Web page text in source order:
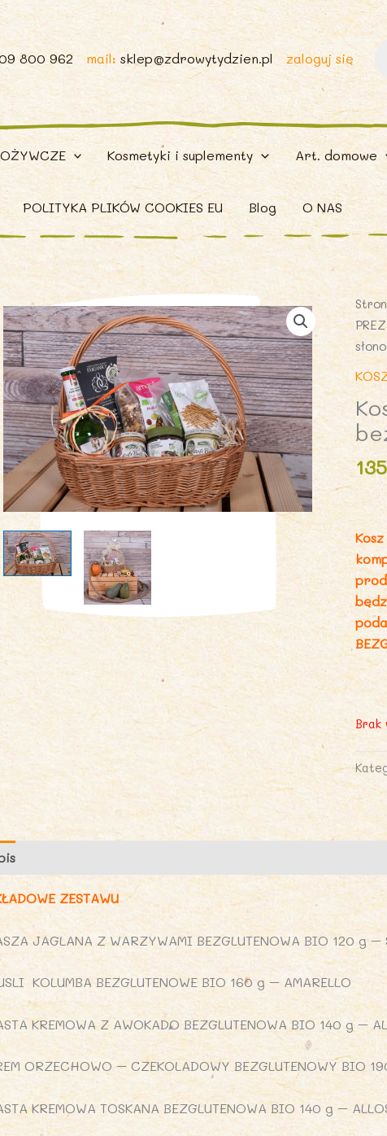
800 962 mail: sklep@zdrowytydzien.pl zaloguj się
Kosmetyki i suplementy Art. domowe
POLITYKA PLIKÓW COOKIES EU Blog O NAS
słono
Brak
ZESTAWU
JAGLANA Z WARZYWAMI BEZGLUTENOWA BIO 120 g –
KOLUMBA BEZGLUTENOWE BIO 160 g – AMARELLO
KREMOWA Z AWOKADO BEZGLUTENOWA BIO 140 g –
ORZECHOWO – CZEKOLADOWY BEZGLUTENOWY BIO
KREMOWA TOSKANA BEZGLUTENOWA BIO 140 g –